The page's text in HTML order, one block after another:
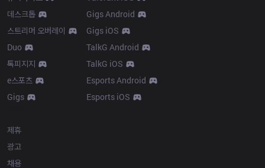
데스크톱
스트리머 오버레이
Duo
톡피지지
e스포츠
Gigs
Gigs Android
Gigs iOS
TalkG Android
TalkG iOS
Esports Android
Esports iOS
제휴
광고
채용